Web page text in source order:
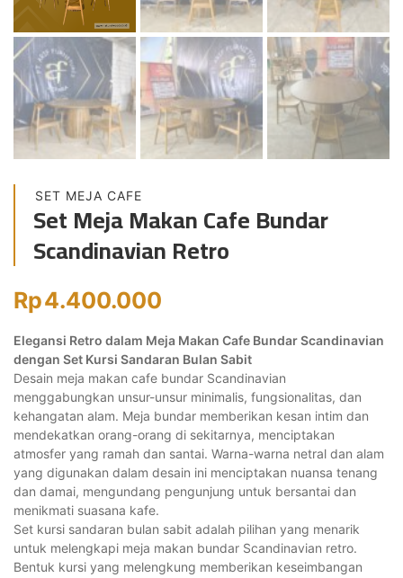
SET MEJA CAFE
Set Meja Makan Cafe Bundar
Scandinavian Retro
Rp4.400.000
Elegansi Retro dalam Meja Makan Cafe Bundar Scandinavian
dengan Set Kursi Sandaran Bulan Sabit
Desain meja makan cafe bundar Scandinavian
menggabungkan unsur-unsur minimalis, fungsionalitas, dan
kehangatan alam. Meja bundar memberikan kesan intim dan
mendekatkan orang-orang di sekitarnya, menciptakan
atmosfer yang ramah dan santai. Warna-warna netral dan alam
yang digunakan dalam desain ini menciptakan nuansa tenang
dan damai, mengundang pengunjung untuk bersantai dan
menikmati suasana kafe.
Set kursi sandaran bulan sabit adalah pilihan yang menarik
untuk melengkapi meja makan bundar Scandinavian retro.
Bentuk kursi yang melengkung memberikan keseimbangan